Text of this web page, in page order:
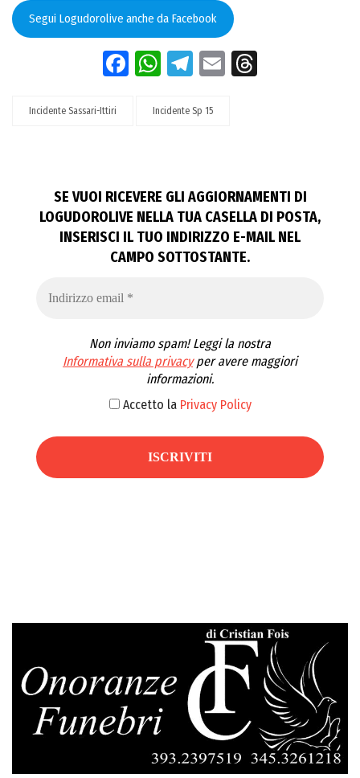
Segui Logudorolive anche da Facebook
Facebook
WhatsApp
Telegram
Email
Incidente Sassari-Ittiri Incidente Sp 15
SE VUOI RICEVERE GLI AGGIORNAMENTI DI
LOGUDOROLIVE NELLA TUA CASELLA DI POSTA,
INSERISCI IL TUO INDIRIZZO E-MAIL NEL
CAMPO SOTTOSTANTE.
Non inviamo spam! Leggi la nostra
Informativa sulla privacyper avere maggiori
informazioni.
Accetto la Privacy Policy